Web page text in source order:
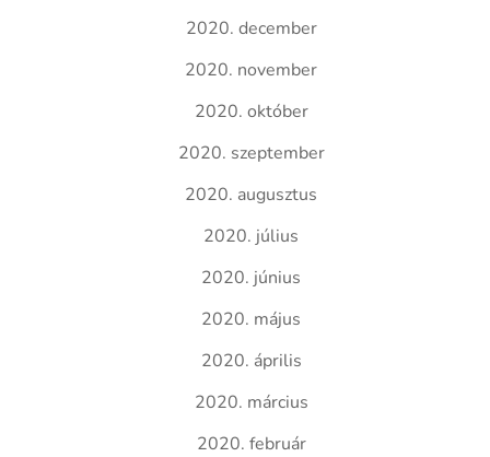
2020. december
2020. november
2020. október
2020. szeptember
2020. augusztus
2020. július
2020. június
2020. május
2020. április
2020. március
2020. február